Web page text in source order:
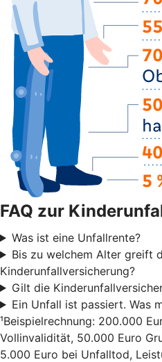
FAQ zur
Was ist eine Unfallrente?
Bis zu welchem Alter greift
Kinderunfallversicherung?
Gilt die
Ein Unfall ist passiert. Was
¹Beispielrechnung: 200.000
Vollinvalidität, 50.000 Euro
5.000 Euro bei Unfalltod,